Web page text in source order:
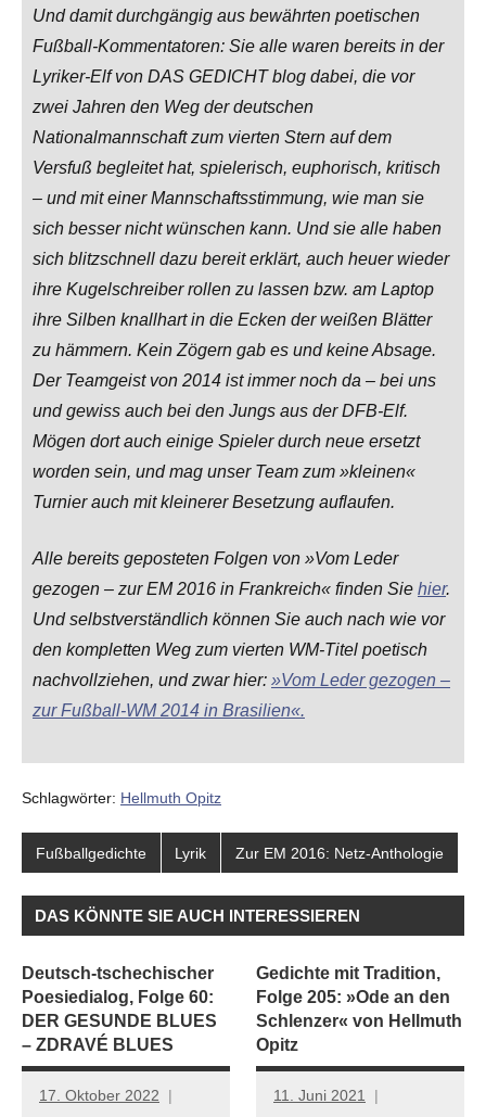
Und damit durchgängig aus bewährten poetischen
Fußball-Kommentatoren: Sie alle waren bereits in der
Lyriker-Elf von DAS GEDICHT blog dabei, die vor
zwei Jahren den Weg der deutschen
Nationalmannschaft zum vierten Stern auf dem
Versfuß begleitet hat, spielerisch, euphorisch, kritisch
– und mit einer Mannschaftsstimmung, wie man sie
sich besser nicht wünschen kann. Und sie alle haben
sich blitzschnell dazu bereit erklärt, auch heuer wieder
ihre Kugelschreiber rollen zu lassen bzw. am Laptop
ihre Silben knallhart in die Ecken der weißen Blätter
zu hämmern. Kein Zögern gab es und keine Absage.
Der Teamgeist von 2014 ist immer noch da – bei uns
und gewiss auch bei den Jungs aus der DFB-Elf.
Mögen dort auch einige Spieler durch neue ersetzt
worden sein, und mag unser Team zum »kleinen«
Turnier auch mit kleinerer Besetzung auflaufen.
Alle bereits geposteten Folgen von »Vom Leder
gezogen – zur EM 2016 in Frankreich« finden Sie hier.
Und selbstverständlich können Sie auch nach wie vor
den kompletten Weg zum vierten WM-Titel poetisch
nachvollziehen, und zwar hier: »Vom Leder gezogen –
zur Fußball-WM 2014 in Brasilien«.
Schlagwörter: Hellmuth Opitz
Fußballgedichte Lyrik Zur EM 2016: Netz-Anthologie
DAS KÖNNTE SIE AUCH INTERESSIEREN
Deutsch-tschechischer
Poesiedialog, Folge 60:
DER GESUNDE BLUES
– ZDRAVÉ BLUES
17. Oktober 2022
Gedichte mit Tradition,
Folge 205: »Ode an den
Schlenzer« von Hellmuth
Opitz
11. Juni 2021